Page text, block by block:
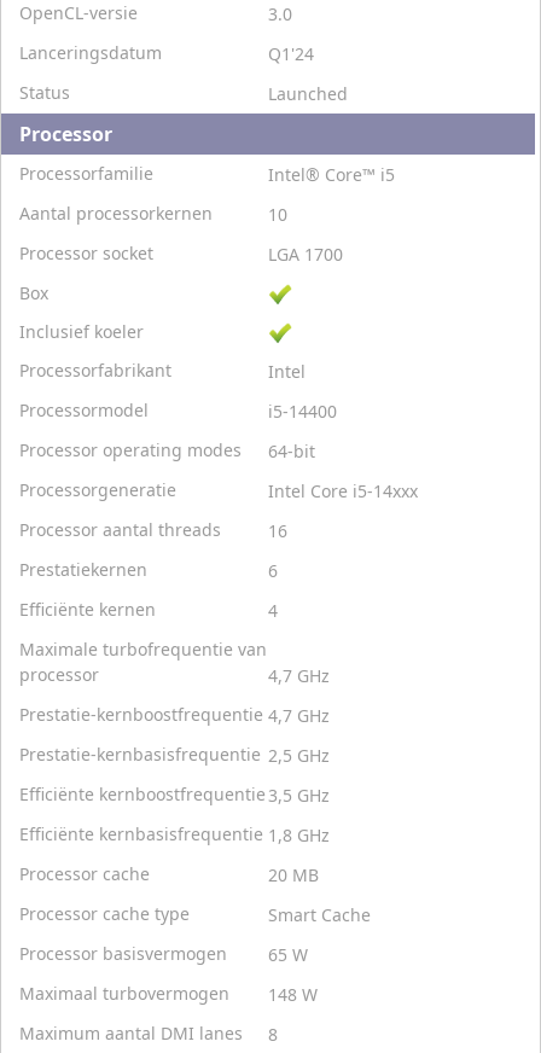
OpenCL-versie
3.0
Lanceringsdatum
Q1'24
Status
Launched
Processor
Processorfamilie
Intel® Core™ i5
Aantal processorkernen
10
Processor socket
LGA 1700
Box
Inclusief koeler
Processorfabrikant
Intel
Processormodel
i5-14400
Processor operating modes
64-bit
Processorgeneratie
Intel Core i5-14xxx
Processor aantal threads
16
Prestatiekernen
6
Efficiënte kernen
4
Maximale turbofrequentie van
processor
4,7 GHz
Prestatie-kernboostfrequentie 4,7 GHz
Prestatie-kernbasisfrequentie 2,5 GHz
Efficiënte kernboostfrequentie3,5 GHz
Efficiënte kernbasisfrequentie 1,8 GHz
Processor cache
20 MB
Processor cache type
Smart Cache
Processor basisvermogen
65 W
Maximaal turbovermogen
148 W
Maximum aantal DMI lanes
8